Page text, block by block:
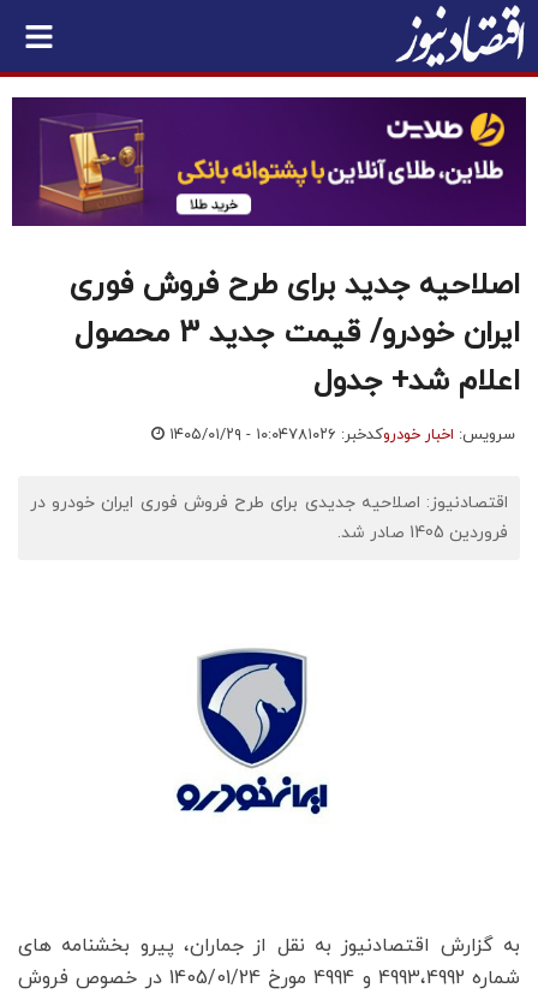
اصلاحیه جدید برای طرح فروش فوری
ایران خودرو/ قیمت جدید 3 محصول
اعلام شد+ جدول
سرویس: اخبار خودروکدخبر: ۷۸۱۰۲۶ ۱۴۰۵/۰۱/۲۹ - ۱۰:۰۴
اقتصادنیوز: اصلاحیه جدیدی برای طرح فروش فوری ایران خودرو در
فروردین 1405 صادر شد.
به گزارش اقتصادنیوز به نقل از جماران، پیرو بخشنامه های
شماره 4993،4992 و 4994 مورخ 1405/01/24 در خصوص فروش